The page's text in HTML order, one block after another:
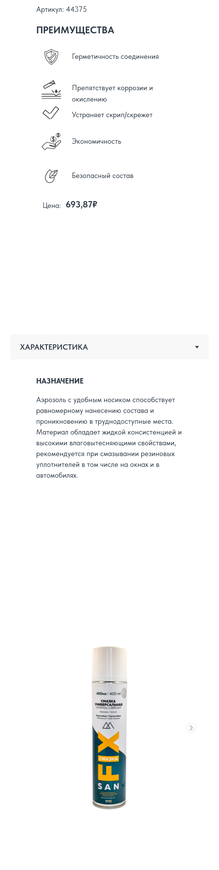
Герметичность соединения
Экономичность
Препятствует коррозии и
окислению
Безопасный состав
ПРЕИМУЩЕСТВА
Цена: 693,87₽
Артикул: 44375
Устраняет скрип/скрежет
Аэрозоль с удобным носиком способствует
равномерному нанесению состава и
проникновению в труднодоступные места.
Материал обладает жидкой консистенцией и
высокими влаговытесняющими свойствами,
рекомендуется при смазывании резиновых
уплотнителей в том числе на окнах и в
автомобилях.
НАЗНАЧЕНИЕ